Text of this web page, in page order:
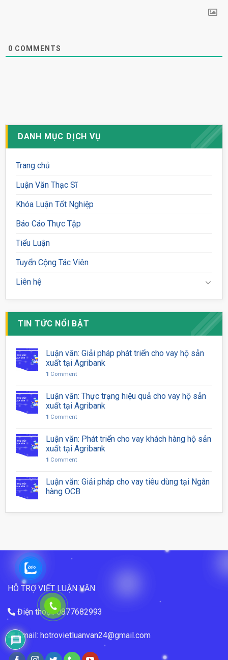
0 COMMENTS
DANH MỤC DỊCH VỤ
Trang chủ
Luận Văn Thạc Sĩ
Khóa Luận Tốt Nghiệp
Báo Cáo Thực Tập
Tiểu Luận
Tuyển Cộng Tác Viên
Liên hệ
TIN TỨC NỔI BẬT
Luận văn: Giải pháp phát triển cho vay hộ sản
xuất tại Agribank
1 Comment
Luận văn: Thực trạng hiệu quả cho vay hộ sản
xuất tại Agribank
1 Comment
Luận văn: Phát triển cho vay khách hàng hộ sản
xuất tại Agribank
1 Comment
Luận văn: Giải pháp cho vay tiêu dùng tại Ngân
hàng OCB
HỖ TRỢ VIẾT LUẬN VĂN
Điện thoại: 0877682993
Email: hotrovietluanvan24@gmail.com